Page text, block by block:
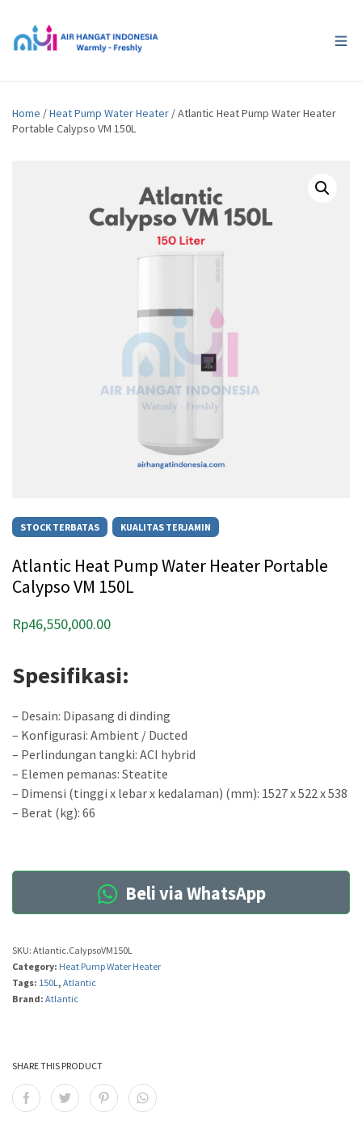
Home /Heat Pump Water Heater / Atlantic Heat Pump Water Heater
Portable Calypso VM 150L
STOCK TERBATAS KUALITAS TERJAMIN
Atlantic Heat Pump Water Heater Portable
Calypso VM 150L
Rp46,550,000.00
Spesifikasi:
– Desain: Dipasang di dinding
– Konfigurasi: Ambient / Ducted
– Perlindungan tangki: ACI hybrid
– Elemen pemanas: Steatite
– Dimensi (tinggi x lebar x kedalaman) (mm): 1527 x 522 x 538
– Berat (kg): 66
Beli via WhatsApp
SKU: Atlantic.CalypsoVM150L
Category: Heat Pump Water Heater
Tags: 150L, Atlantic
Brand: Atlantic
SHARE THIS PRODUCT